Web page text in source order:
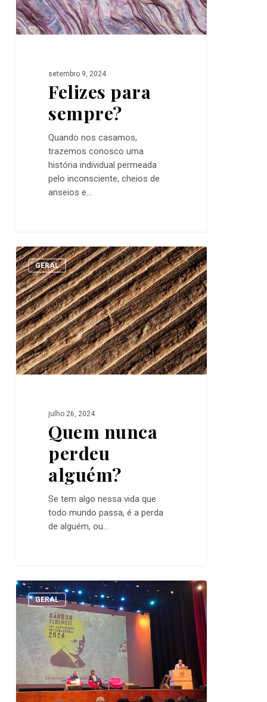
setembro 9, 2024
Felizes para
sempre?
Quando nos casamos,
trazemos conosco uma
história individual permeada
pelo inconsciente, cheios de
anseios e…
Quem
nunca
perdeu
alguém?
GERAL
julho 26, 2024
Quem nunca
perdeu
alguém?
Se tem algo nessa vida que
todo mundo passa, é a perda
de alguém, ou…
0
14ª
Conferência
Internacional
Sándor
Ferenczi
GERAL
0